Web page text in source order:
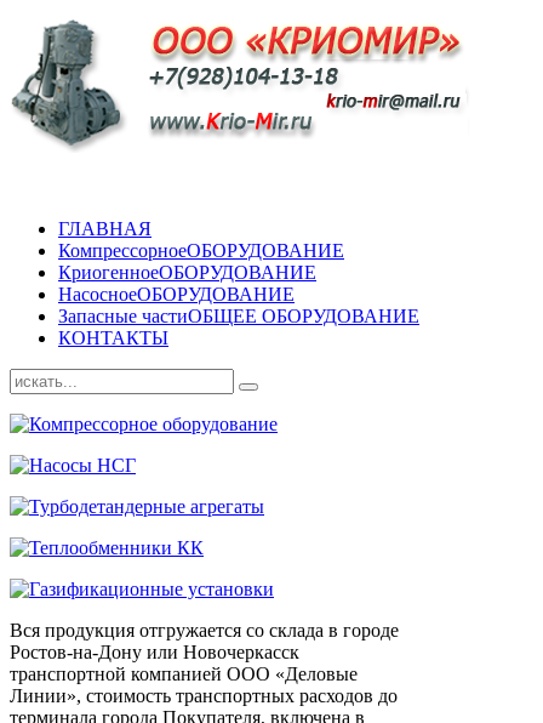
ГЛАВНАЯ
КомпрессорноеОБОРУДОВАНИЕ
КриогенноеОБОРУДОВАНИЕ
НасосноеОБОРУДОВАНИЕ
Запасные частиОБЩЕЕ ОБОРУДОВАНИЕ
КОНТАКТЫ
Вся продукция отгружается со склада в городе
Ростов-на-Дону или Новочеркасск
транспортной компанией ООО «Деловые
Линии», стоимость транспортных расходов до
терминала города Покупателя, включена в